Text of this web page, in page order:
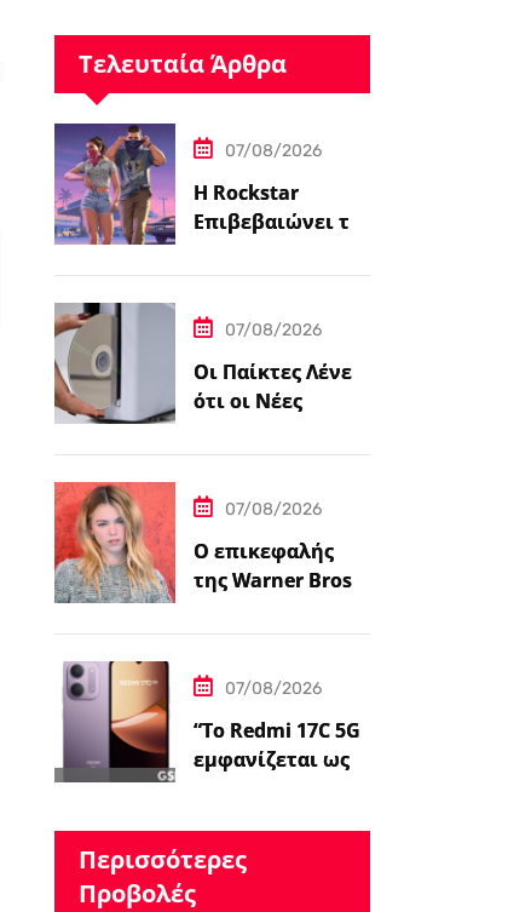
Τελευταία Άρθρα
07/08/2026
Η Rockstar
Επιβεβαιώνει το
6: Μια
Εκτεταμένη
Ματιά Κάνει
Πρεμιέρα στο
Netflix Αυτόν τον
07/08/2026
Οι Παίκτες Λένε
ότι οι Νέες
PlayStation 5
Έρχονται με
Αυτοκόλλητο…
07/08/2026
Ο επικεφαλής
της Warner Bros.
Gunn είναι
«επικεντρωμένο
ς»…07/08/2026
“Το Redmi 17C 5G
εμφανίζεται ως
GSMArena.com”
Περισσότερες
Προβολές